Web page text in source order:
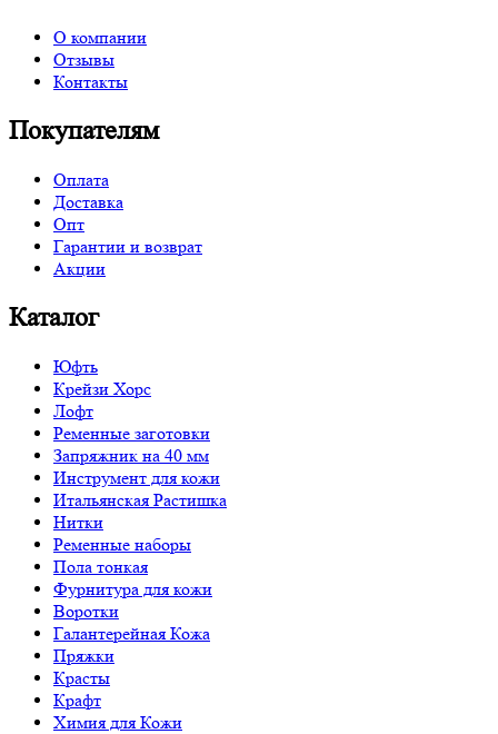
О компании
Отзывы
Контакты
Покупателям
Оплата
Доставка
Опт
Гарантии и возврат
Акции
Каталог
Юфть
Крейзи Хорс
Лофт
Ременные заготовки
Запряжник на 40 мм
Инструмент для кожи
Итальянская Растишка
Нитки
Ременные наборы
Пола тонкая
Фурнитура для кожи
Воротки
Галантерейная Кожа
Пряжки
Красты
Крафт
Химия для Кожи